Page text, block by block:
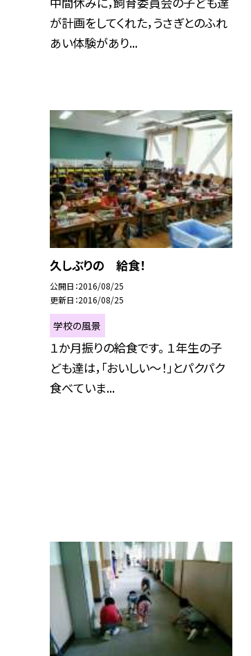
が計画をしてくれた，うさぎとのふれ
あい体験があり...
久しぶりの 給食！
公開日 2016/08/25
更新日 2016/08/25
学校の風景
１か月振りの給食です。 １年生の子
ども達は，「おいしい〜！」とパクパク
食べていま...